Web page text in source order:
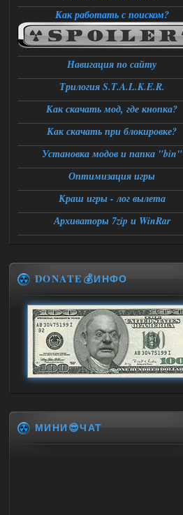
Как работать с поиском?
Навигация по сайту
Трилогия S.T.A.L.K.E.R.
Как скачать мод, где кнопка?
Как скачать при блокировке?
Установка модов и папка "bin"
Оптимизация игры
Краш игры - лог вылета
Архиваторы 7zip и WinRar
DONATE💰ИНФО
МИНИ😎ЧАТ